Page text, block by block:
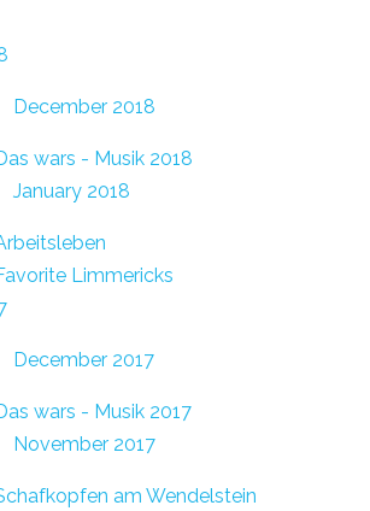
December 2018
wars - Musik 2018
January 2018
Limmericks
December 2017
wars - Musik 2017
November 2017
am Wendelstein